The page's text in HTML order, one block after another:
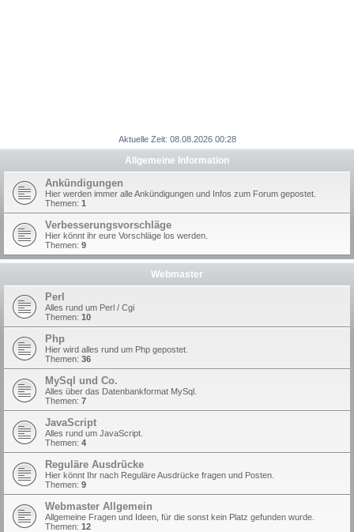
Aktuelle Zeit: 08.08.2026 00:28
Allgemeine Information
Ankündigungen
Hier werden immer alle Ankündigungen und Infos zum Forum gepostet.
Themen: 1
Verbesserungsvorschläge
Hier könnt ihr eure Vorschläge los werden.
Themen: 9
Webmaster
Perl
Alles rund um Perl / Cgi
Themen: 10
Php
Hier wird alles rund um Php gepostet.
Themen: 36
MySql und Co.
Alles über das Datenbankformat MySql.
Themen: 7
JavaScript
Alles rund um JavaScript.
Themen: 4
Reguläre Ausdrücke
Hier könnt Ihr nach Reguläre Ausdrücke fragen und Posten.
Themen: 9
Webmaster Allgemein
Allgemeine Fragen und Ideen, für die sonst kein Platz gefunden wurde.
Themen: 12